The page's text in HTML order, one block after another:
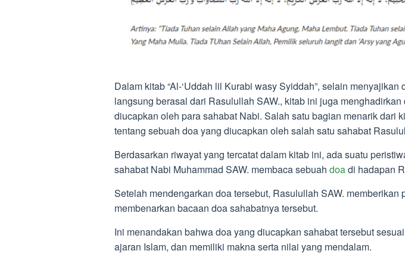
Dalam kitab “Al-‘Uddah lil Kurabi wasy Syiddah”, selain menyajikan
langsung berasal dari Rasulullah SAW., kitab ini juga menghadirkan
diucapkan oleh para sahabat Nabi. Salah satu bagian menarik dari
tentang sebuah doa yang diucapkan oleh salah satu sahabat
Berdasarkan riwayat yang tercatat dalam kitab ini, ada suatu
sahabat Nabi Muhammad SAW. membaca sebuah doadi hadapan
Setelah mendengarkan doa tersebut, Rasulullah SAW. memberikan
membenarkan bacaan doa sahabatnya tersebut.
Ini menandakan bahwa doa yang diucapkan sahabat tersebut
ajaran Islam, dan memiliki makna serta nilai yang mendalam.